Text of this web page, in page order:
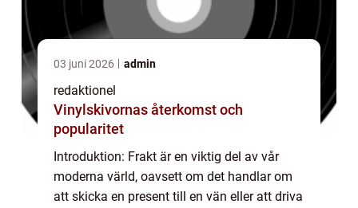
03 juni 2026 admin
redaktionel
Vinylskivornas återkomst och
popularitet
Introduktion: Frakt är en viktig del av vår
moderna värld, oavsett om det handlar om
att skicka en present till en vän eller att driva